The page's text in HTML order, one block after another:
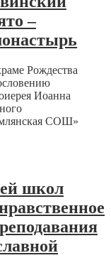
–
Рождества
Иоанна
СОШ»
школ